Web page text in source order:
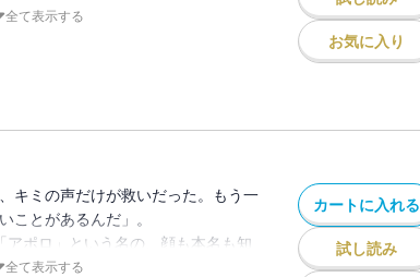
探していた。だがある日、有栖は進
を決める。学内が文化祭の準備に盛
準備に活躍する山吹の姿に恋心を寄
部の出し物は朗読劇に決定、ヒロ
ンがあると知り驚く4人だったが、
うかしてられないとの意識からか思
全て表示する
お気に入り
キミの声だけが救いだった。もう一
ことがあるんだ」。
アポロ」という名の、顔も本名も知
探していた。だがある日、有栖は進
全て表示する
カートに入れる
試し読み